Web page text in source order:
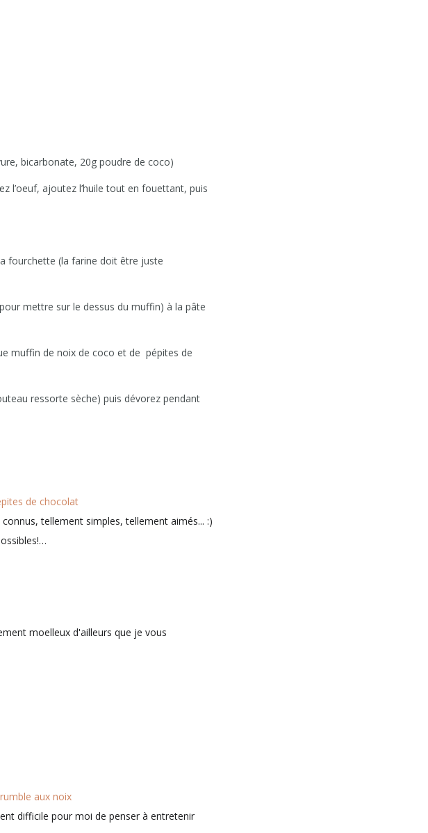
bicarbonate, 20g poudre de coco)
l’oeuf, ajoutez l’huile tout en fouettant, puis
fourchette (la farine doit être juste
mettre sur le dessus du muffin) à la pâte
muffin de noix de coco et de pépites de
ressorte sèche) puis dévorez pendant
de chocolat
tellement simples, tellement aimés... :)
moelleux d'ailleurs que je vous
aux noix
difficile pour moi de penser à entretenir